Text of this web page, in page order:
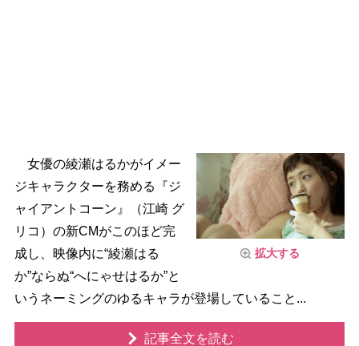
拡大する
女優の綾瀬はるかがイメー
ジキャラクターを務める『ジ
ャイアントコーン』（江崎 グ
リコ）の新CMがこのほど完
成し、映像内に“綾瀬はる
か”ならぬ“へにゃせはるか”と
いうネーミングのゆるキャラが登場していること...
記事全文を読む